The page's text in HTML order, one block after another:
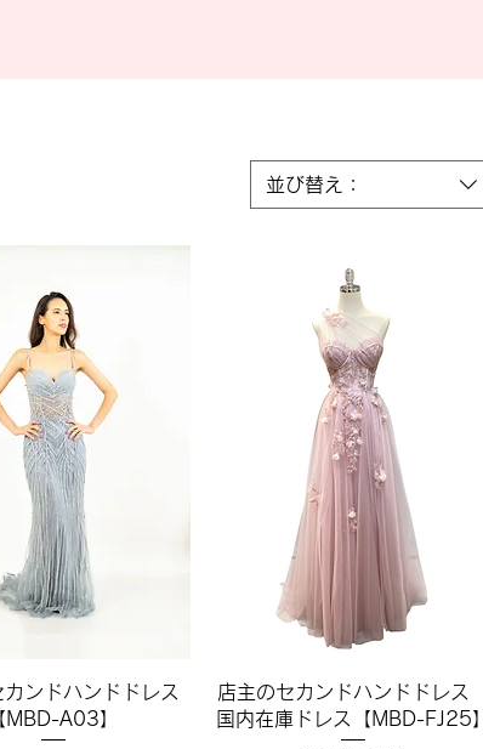
並び替え：
イックビュー
カンドハンドドレス
MBD-A03】
クイックビュー
店主のセカンドハンドドレス
国内在庫ドレス【MBD-FJ25】